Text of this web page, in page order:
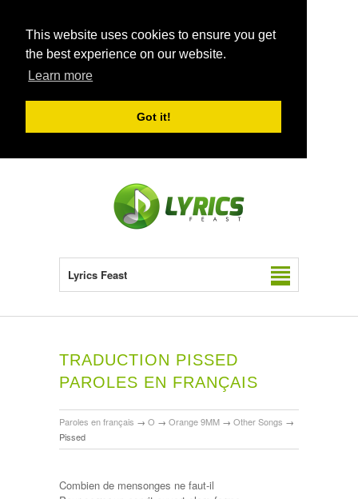
This website uses cookies to ensure you get
the best experience on our website.
Learn more
Got it!
Lyrics Feast
TRADUCTION PISSED
PAROLES EN FRANÇAIS
Paroles en français → O → Orange 9MM → Other Songs →
Pissed
Combien de mensonges ne faut-il